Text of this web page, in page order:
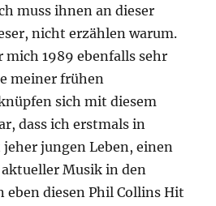
muss ihnen an dieser
nicht erzählen warum.
mich 1989 ebenfalls sehr
meiner frühen
sich mit diesem
dass ich erstmals in
jungen Leben, einen
Musik in den
eben diesen Phil Collins Hit